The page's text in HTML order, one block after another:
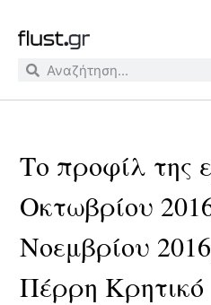
Το προφίλ της
Οκτωβρίου
Νοεμβρίου
Πέρρη Κρητικό